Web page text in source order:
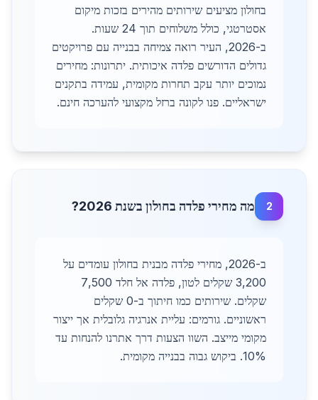
בחולון מציעים שירותים מהירים בזכות מיקום
אסטרטגי, כולל משלוחים תוך 24 שעות.
ב-2026, העיר רואה צמיחה בבנייה עם פרויקטים
גדולים הדורשים פלדה איכותית. יתרונות: מחירים
נמוכים יותר עקב תחרות מקומית, עמידה בתקנים
ישראליים. פנו לקונה ברזל מקצועי להערכה חינם.
2 מה מחירי פלדה בחולון בשנת 2026?
ב-2026, מחירי פלדה מבנית בחולון עומדים על
3,200 שקלים לטון, פלדה אל חלד 7,500
שקלים. שירותים כמו חיתוך ב-0 שקלים
ראשוניים. גורמים: עליית אנרגיה גלובלית אך ייצור
מקומי מייצב. השוו הצעות דרך אתרנו להנחות עד
10%. ביקוש גבוה בבנייה מקומית.